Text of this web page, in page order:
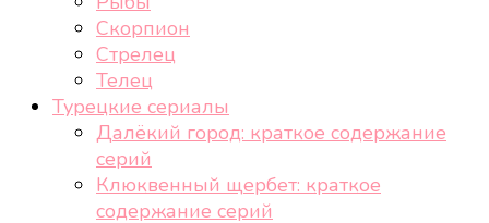
Скорпион
Стрелец
Телец
Турецкие сериалы
Далёкий город: краткое содержание
серий
Клюквенный щербет: краткое
содержание серий